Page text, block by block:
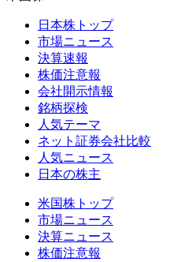
日本株トップ
市場ニュース
決算速報
株価注意報
会社開示情報
銘柄探検
人気テーマ
ネット証券会社比較
人気ニュース
日本の株主
米国株トップ
市場ニュース
決算ニュース
株価注意報